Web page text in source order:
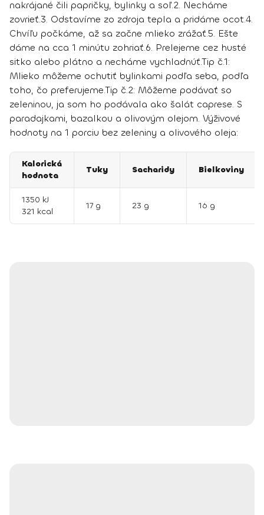
nakrájané čili papričky, bylinky a soľ.2. Necháme
zovrieť.3. Odstavíme zo zdroja tepla a pridáme ocot.4.
Chvíľu počkáme, až sa začne mlieko zrážať.5. Ešte
dáme na cca 1 minútu zohriať.6. Prelejeme cez husté
sitko alebo plátno a necháme vychladnúť.Tip č.1:
Mlieko môžeme ochutiť bylinkami podľa seba, podľa
toho, čo preferujeme.Tip č.2: Môžeme podávať so
zeleninou, ja som ho podávala ako šalát caprese. S
paradajkami, bazalkou a olivovým olejom. Výživové
hodnoty na 1 porciu bez zeleniny a olivového oleja:
Kalorická
hodnota
Tuky Sacharidy Bielkoviny
1350 kJ
321 kcal
17 g 23 g 16 g